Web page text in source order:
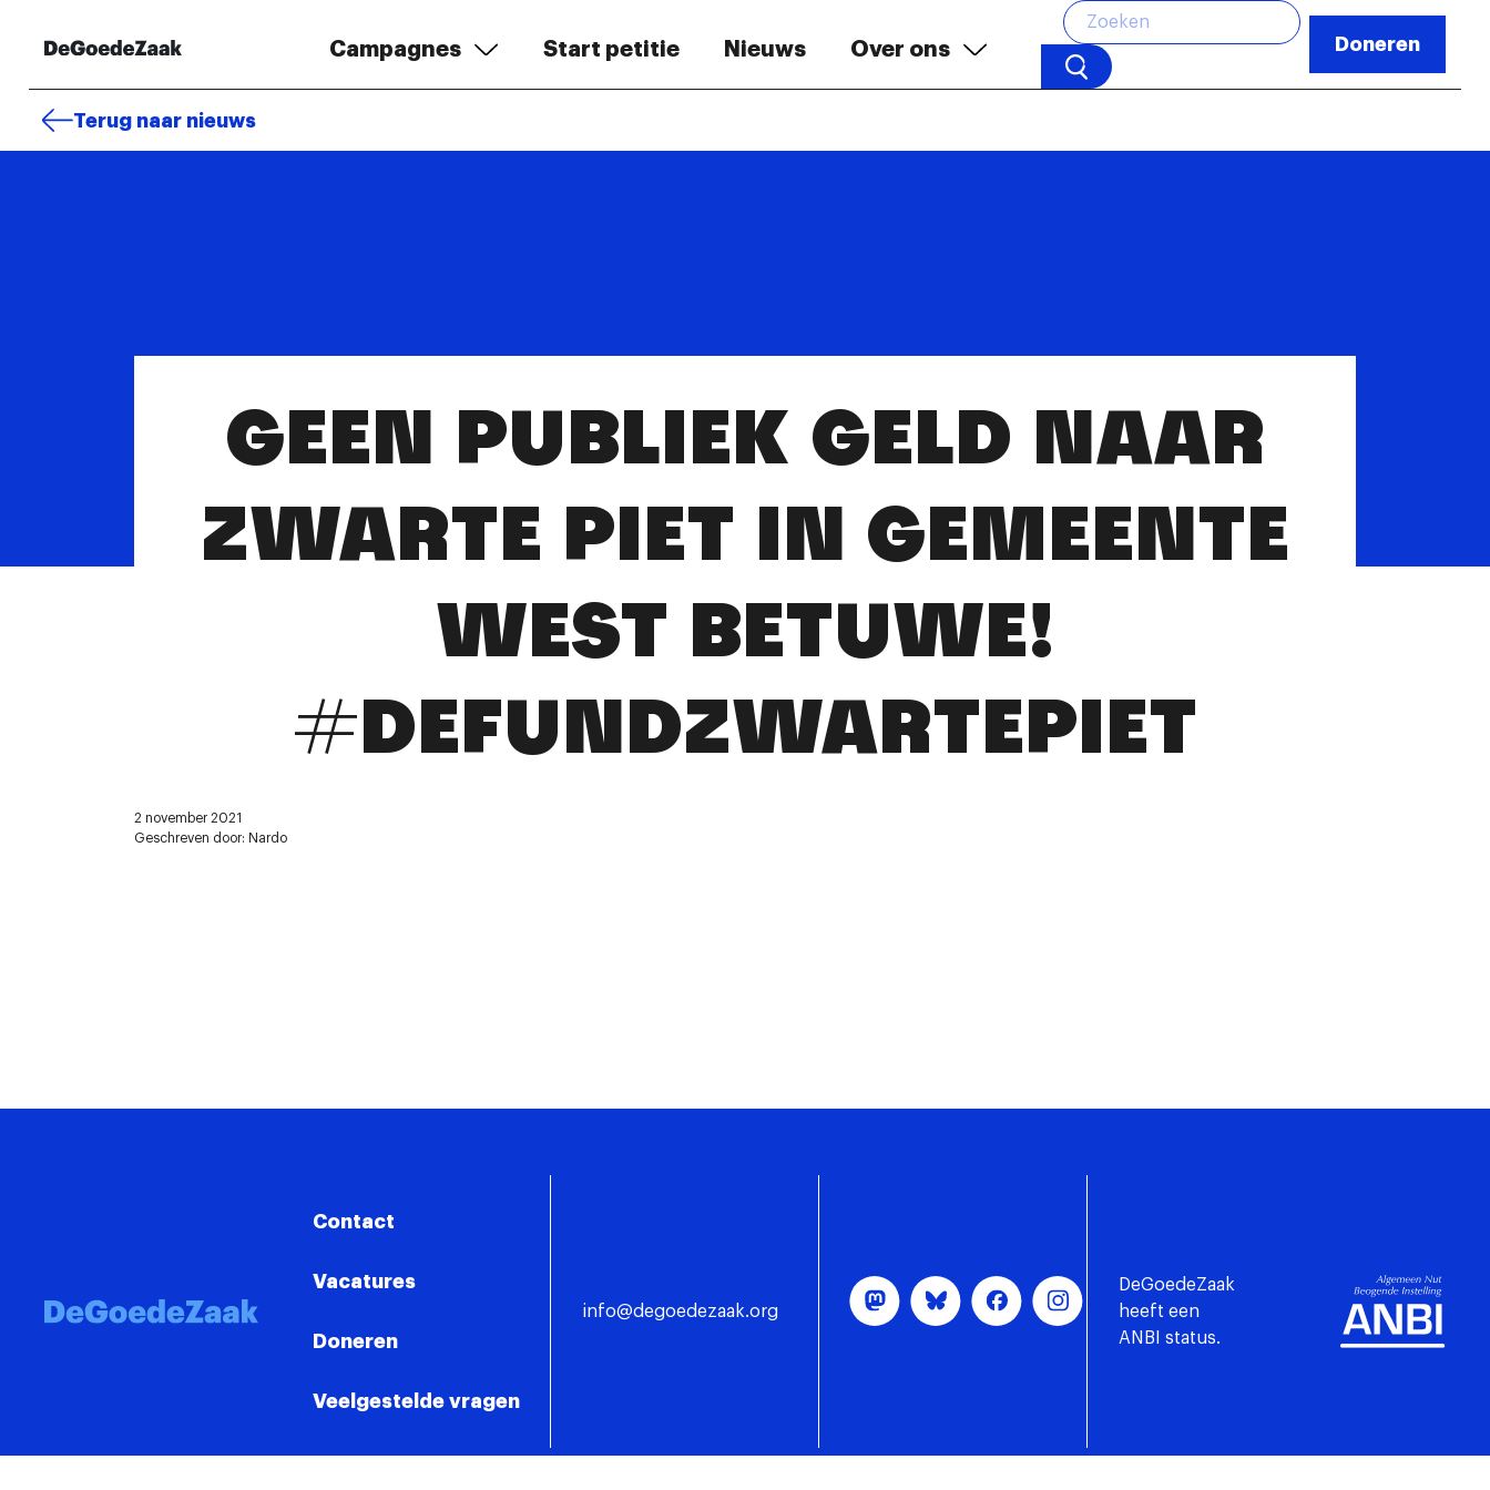
Campagnes Start petitie Nieuws Over ons Doneren
Terug naar nieuws
GEEN PUBLIEK GELD NAAR
ZWARTE PIET IN GEMEENTE
WEST BETUWE!
#DEFUNDZWARTEPIET
2 november 2021
Geschreven door: Nardo
Contact
Vacatures
Doneren
Veelgestelde vragen
info@degoedezaak.org
DeGoedeZaak
heeft een
ANBI status.